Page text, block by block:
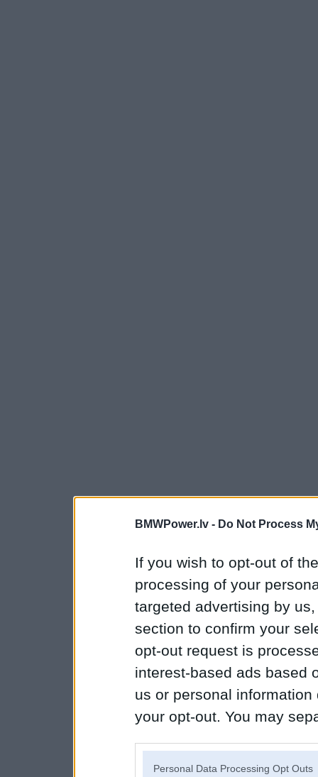
BMWPower.lv - Do Not Process
If you wish to opt-out of
processing of your
targeted advertising by
section to confirm your
opt-out request is
interest-based ads based
us or personal
your opt-out. You may
Personal Data Processing Opt Outs